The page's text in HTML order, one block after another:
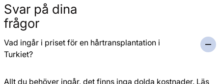
Svar på dina
frågor
Vad ingår i priset för en hårtransplantation i
Turkiet?
Allt du behöver ingår, det finns inga dolda kostnader. Läs